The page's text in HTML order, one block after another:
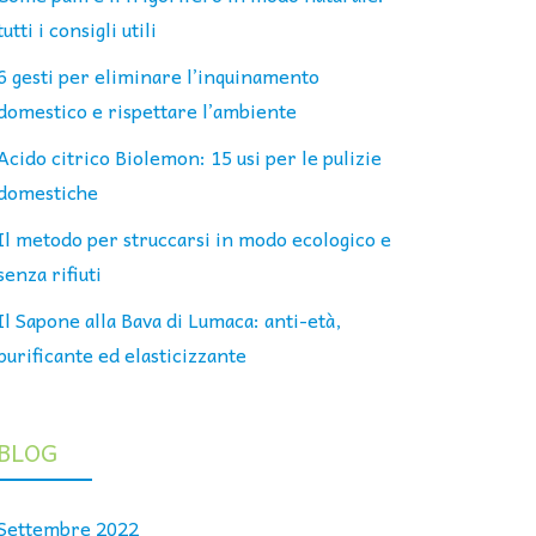
i consigli utili
gesti per eliminare l’inquinamento
e rispettare l’ambiente
citrico Biolemon: 15 usi per le pulizie
metodo per struccarsi in modo ecologico e
rifiuti
Sapone alla Bava di Lumaca: anti-età,
ed elasticizzante
2022